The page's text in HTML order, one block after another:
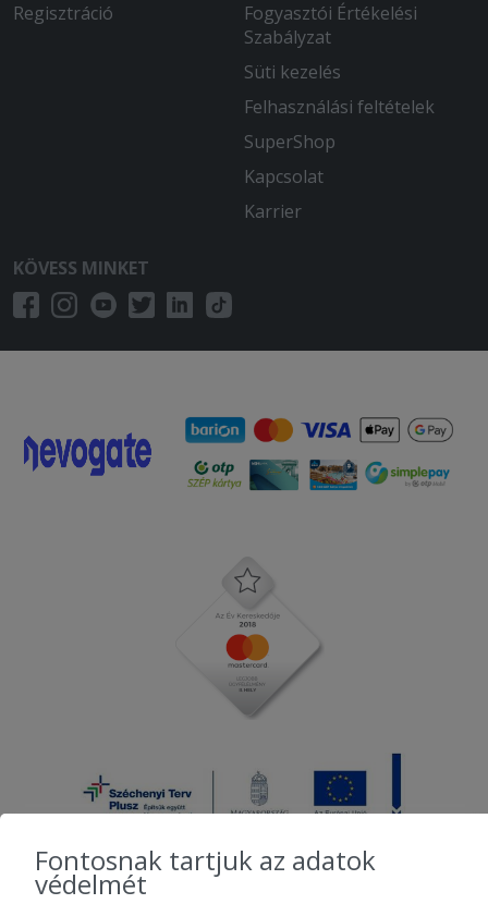
Regisztráció
Fogyasztói Értékelési
Szabályzat
Süti kezelés
Felhasználási feltételek
SuperShop
Kapcsolat
Karrier
KÖVESS MINKET
Fontosnak tartjuk az adatok
védelmét